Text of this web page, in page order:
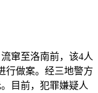
窜至洛南前，该4人
行做案。经三地警方
目前，犯罪嫌疑人